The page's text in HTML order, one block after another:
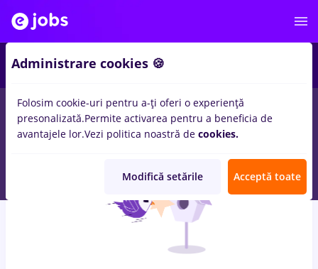
locuri de muncaPart timeinAgigeapentruStudent, Fara
experientainConstructii / Instalatii, Medicina / Sanatate
Administrare cookies 🍪
Folosim cookie-uri pentru a-ți oferi o experiență
presonalizată.Permite activarea pentru a beneficia de
avantajele lor.Vezi politica noastră de cookies.
Modifică setările Acceptă toate